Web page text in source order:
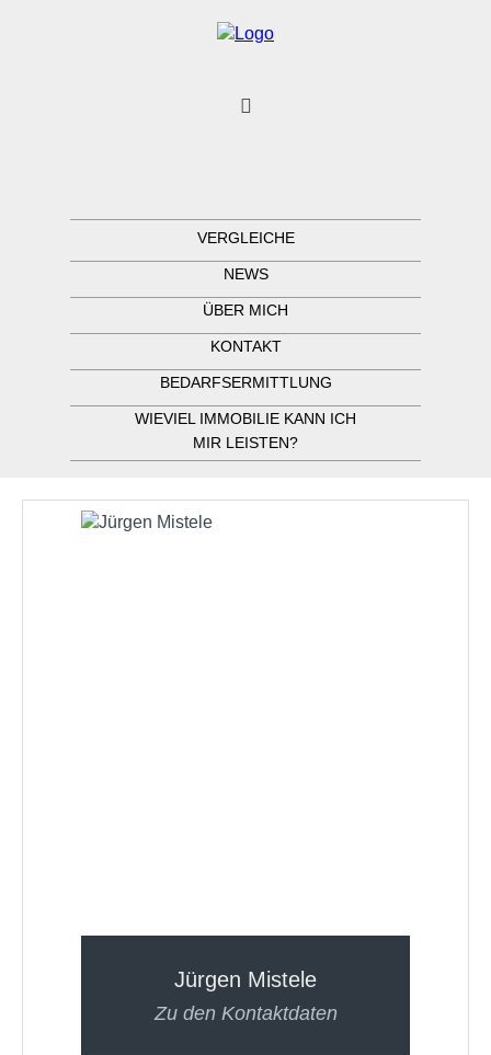
VERGLEICHE
NEWS
ÜBER MICH
KONTAKT
BEDARFSERMITTLUNG
WIEVIEL IMMOBILIE KANN ICH
MIR LEISTEN?
Jürgen Mistele
Zu den Kontaktdaten